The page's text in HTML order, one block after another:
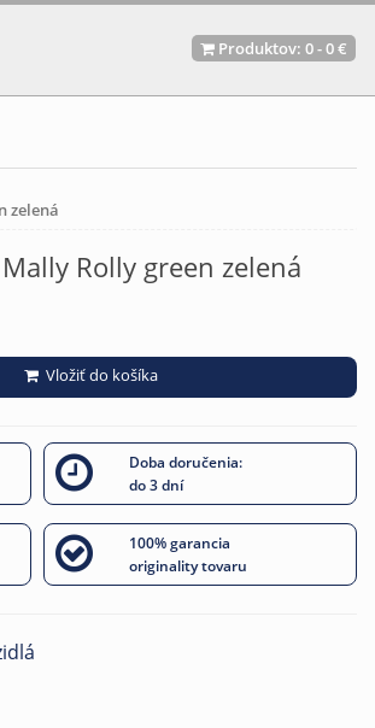
Produktov: 0-0 €
zelená
Rolly green zelená
Vložiť do košíka
Doba doručenia:
do 3 dní
100% garancia
originality tovaru